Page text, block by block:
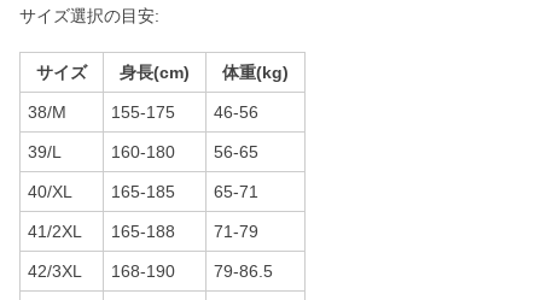
サイズ選択の目安:
サイズ 身長(cm) 体重(kg)
38/M 155-175 46-56
39/L 160-180 56-65
40/XL 165-185 65-71
41/2XL 165-188 71-79
42/3XL 168-190 79-86.5